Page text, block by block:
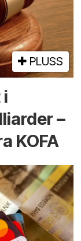
PLUSS
i
–
KOFA